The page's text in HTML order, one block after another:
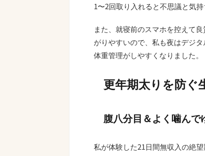
1〜2回取り入れると不思議と気持
また、就寝前のスマホを控えて
がりやすいので、私も夜はデジ
体重管理がしやすくなりました。
更年期太りを防ぐ
腹八分目＆よく噛んで
私が体験した21日間無収入の絶